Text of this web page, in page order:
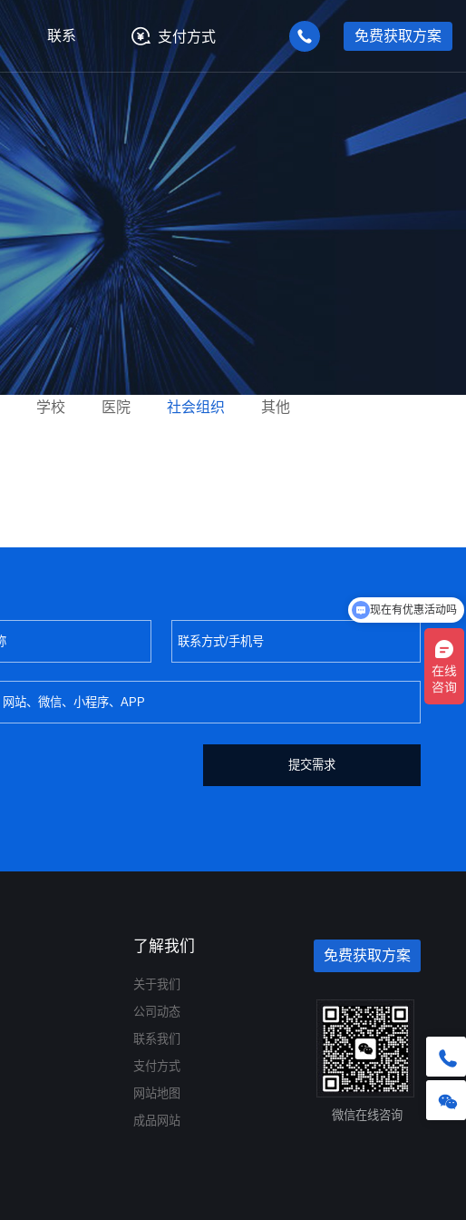
联系 支付方式 免费获取方案
学校 医院 社会组织 其他
了解我们
关于我们
公司动态
联系我们
支付方式
网站地图
成品网站
免费获取方案
微信在线咨询
现在有优惠活动吗